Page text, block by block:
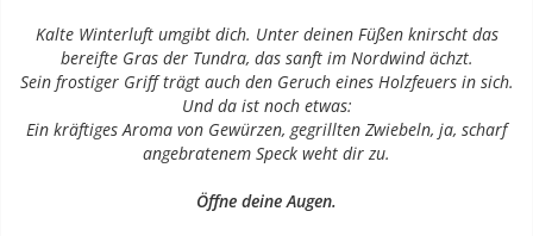
Kalte Winterluft umgibt dich. Unter deinen Füßen knirscht das
bereifte Gras der Tundra, das sanft im Nordwind ächzt.
Sein frostiger Griff trägt auch den Geruch eines Holzfeuers in sich.
Und da ist noch etwas:
Ein kräftiges Aroma von Gewürzen, gegrillten Zwiebeln, ja, scharf
angebratenem Speck weht dir zu.
Öffne deine Augen.